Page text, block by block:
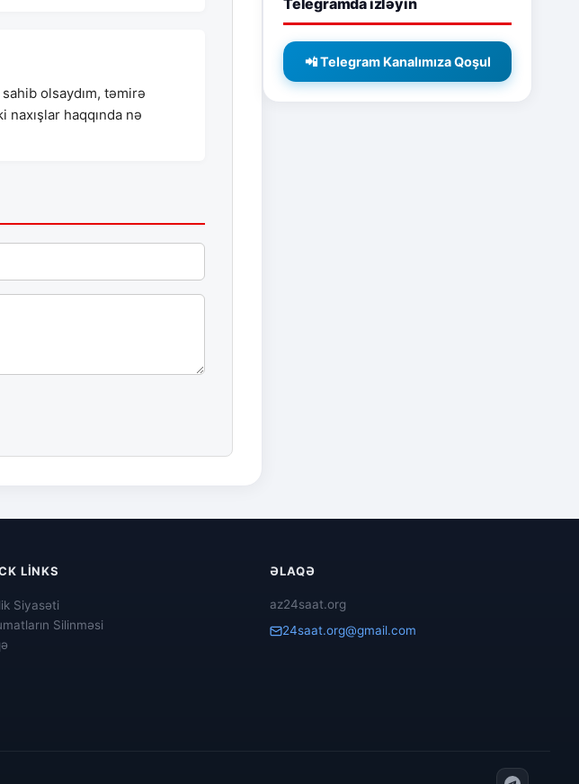
olsaydım, təmirə
haqqında nə
📲 Telegram Kanalımıza Qoşul
LINKS
Siyasəti
Silinməsi
ƏLAQƏ
az24saat.org
24saat.org@gmail.com